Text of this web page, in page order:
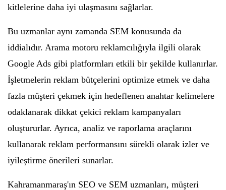
kitlelerine daha iyi ulaşmasını sağlarlar.
Bu uzmanlar aynı zamanda SEM konusunda da
iddialıdır. Arama motoru reklamcılığıyla ilgili olarak
Google Ads gibi platformları etkili bir şekilde kullanırlar.
İşletmelerin reklam bütçelerini optimize etmek ve daha
fazla müşteri çekmek için hedeflenen anahtar kelimelere
odaklanarak dikkat çekici reklam kampanyaları
oluştururlar. Ayrıca, analiz ve raporlama araçlarını
kullanarak reklam performansını sürekli olarak izler ve
iyileştirme önerileri sunarlar.
Kahramanmaraş'ın SEO ve SEM uzmanları, müşteri